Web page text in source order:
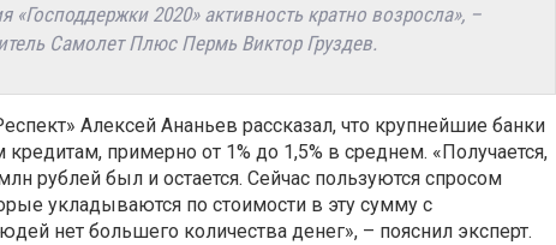
«Господдержки 2020» активность кратно возросла», –
Самолет Плюс Пермь Виктор Груздев.
Алексей Ананьев рассказал, что крупнейшие банки
примерно от 1% до 1,5% в среднем. «Получается,
рублей был и остается. Сейчас пользуются спросом
укладываются по стоимости в эту сумму с
нет большего количества денег», – пояснил эксперт.